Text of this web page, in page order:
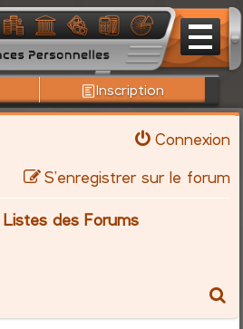
Inscription
Connexion
S’enregistrer sur le forum
Listes des Forums